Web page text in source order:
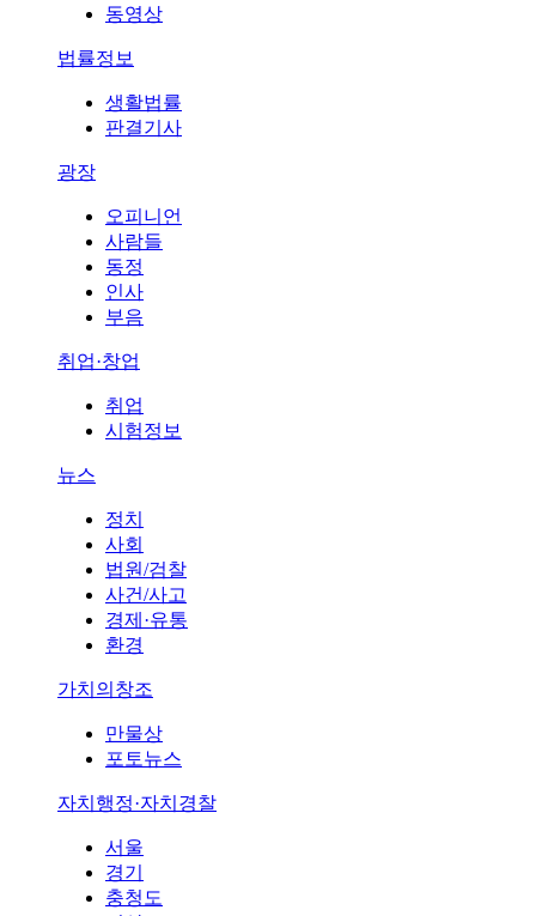
동영상
법률정보
생활법률
판결기사
광장
오피니언
사람들
동정
인사
부음
취업·창업
취업
시험정보
뉴스
정치
사회
법원/검찰
사건/사고
경제·유통
환경
가치의창조
만물상
포토뉴스
자치행정·자치경찰
서울
경기
충청도